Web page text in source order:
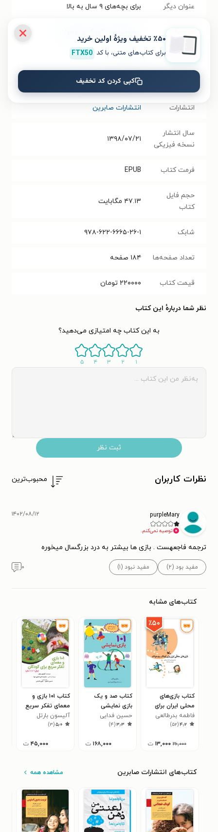
عنوان دیگر برای بچه‌های ۹ سال به بالا
روان‌شناسی کودک و نوجوان
نویسنده باب بدوره
سیدحسین فدایی‌حسین
انتشارات انتشارات صابرین
سال انتشار
نسخه فیزیکی
۱۳۹۸/۰۷/۲۱
فرمت کتاب EPUB
حجم فایل
کتاب
۴۷.۱۳ مگابایت
شابک ۹۷۸-۶۲۲-۶۶۶۵-۲۶-۱
تعداد صفحه‌ها ۱۸۴ صفحه
قیمت کتاب ۲۲۰۰۰۰ تومان
نظر شما دربارهٔ این کتاب
به این کتاب چه امتیازی می‌دهید؟
۱ ۲ ۳ ۴ ۵
ثبت نظر
نظرات کاربران محبوب‌ترین
purpleMary
توصیه نمی‌کنم.
۱۴۰۲/۰۸/۱۲
ترجمه فاجعهست . بازی ها بیشتر به درد بزرگسال میخوره
مفید بود (۲) مفید نبود (۱) ۰
کتاب‌های مشابه
٪۵۰
کتاب بازی‌های
محلی ایران برای
کودکان و نوجوانان
فاطمه بدرطالعی
۴٫۲(۵۲)
۲۶,۰۰۰ ۱۳,۰۰۰ ت
کتاب صد و یک
بازی نمایشی
حسین فدایی
حسین
۳٫۳(۴)
۱۶۸,۰۰۰ ت
کتاب ۱۰۱ بازی و
معمای تفکر سریع
برای کودکان
آلیسون بارتل
۵٫۰(۳)
۴۵,۰۰۰ ت
کتاب‌های انتشارات صابرین مشاهده همه
٪۵۰ تخفیف ویژۀ اولین خرید
برای کتاب‌های متنی، با کد FTX50
کپی کردن کد تخفیف